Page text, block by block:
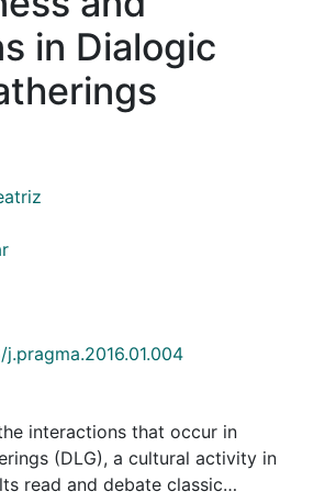
in Dialogic
interactions that occur in
(DLG), a cultural activity in
read and debate classic